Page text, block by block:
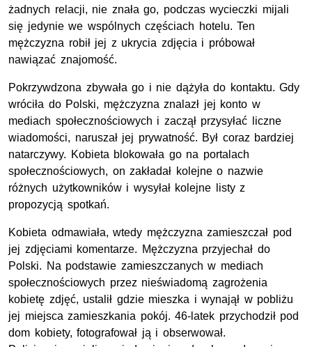
żadnych relacji, nie znała go, podczas wycieczki mijali
się jedynie we wspólnych częściach hotelu. Ten
mężczyzna robił jej z ukrycia zdjęcia i próbował
nawiązać znajomość.
Pokrzywdzona zbywała go i nie dążyła do kontaktu. Gdy
wróciła do Polski, mężczyzna znalazł jej konto w
mediach społecznościowych i zaczął przysyłać liczne
wiadomości, naruszał jej prywatność. Był coraz bardziej
natarczywy. Kobieta blokowała go na portalach
społecznościowych, on zakładał kolejne o nazwie
różnych użytkowników i wysyłał kolejne listy z
propozycją spotkań.
Kobieta odmawiała, wtedy mężczyzna zamieszczał pod
jej zdjęciami komentarze. Mężczyzna przyjechał do
Polski. Na podstawie zamieszczanych w mediach
społecznościowych przez nieświadomą zagrożenia
kobietę zdjęć, ustalił gdzie mieszka i wynajął w pobliżu
jej miejsca zamieszkania pokój. 46-latek przychodził pod
dom kobiety, fotografował ją i obserwował.